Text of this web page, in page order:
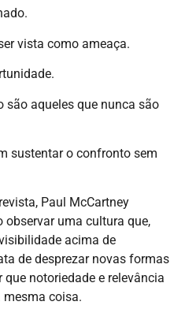
vista como ameaça.
são aqueles que nunca são
sustentar o confronto sem
Paul McCartney
uma cultura que,
acima de
de desprezar novas formas
notoriedade e relevância
mesma coisa.